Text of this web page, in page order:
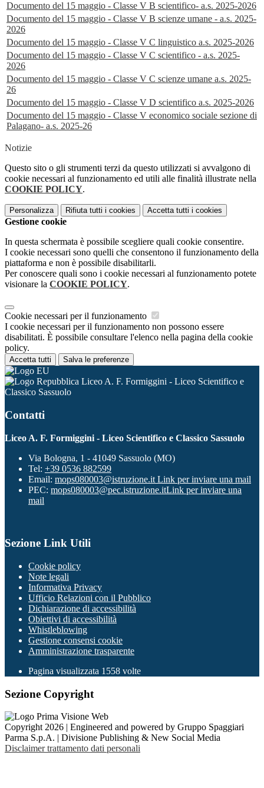
Documento del 15 maggio - Classe V B scientifico- a.s. 2025-2026
Documento del 15 maggio - Classe V B scienze umane - a.s. 2025-
2026
Documento del 15 maggio - Classe V C linguistico a.s. 2025-2026
Documento del 15 maggio - Classe V C scientifico - a.s. 2025-
2026
Documento del 15 maggio - Classe V C scienze umane a.s. 2025-
26
Documento del 15 maggio - Classe V D scientifico a.s. 2025-2026
Documento del 15 maggio - Classe V economico sociale sezione di
Palagano- a.s. 2025-26
Notizie
Questo sito o gli strumenti terzi da questo utilizzati si avvalgono di
cookie necessari al funzionamento ed utili alle finalità illustrate nella
COOKIE POLICY.
Personalizza Rifiuta tutti i cookies Accetta tutti i cookies
Gestione cookie
In questa schermata è possibile scegliere quali cookie consentire.
I cookie necessari sono quelli che consentono il funzionamento della
piattaforma e non è possibile disabilitarli.
Per conoscere quali sono i cookie necessari al funzionamento potete
visionare la COOKIE POLICY.
Cookie necessari per il funzionamento
I cookie necessari per il funzionamento non possono essere
disabilitati. È possibile consultare l'elenco nella pagina della cookie
policy.
Accetta tutti Salva le preferenze
Liceo A. F. Formiggini - Liceo Scientifico e
Classico Sassuolo
Contatti
Liceo A. F. Formiggini - Liceo Scientifico e Classico Sassuolo
Via Bologna, 1 - 41049 Sassuolo (MO)
Tel: +39 0536 882599
Email: mops080003@istruzione.it Link per inviare una mail
PEC: mops080003@pec.istruzione.itLink per inviare una
mail
Sezione Link Utili
Cookie policy
Note legali
Informativa Privacy
Ufficio Relazioni con il Pubblico
Dichiarazione di accessibilità
Obiettivi di accessibilità
Whistleblowing
Gestione consensi cookie
Amministrazione trasparente
Pagina visualizzata 1558 volte
Sezione Copyright
Copyright 2026 | Engineered and powered by Gruppo Spaggiari
Parma S.p.A. | Divisione Publishing & New Social Media
Disclaimer trattamento dati personali